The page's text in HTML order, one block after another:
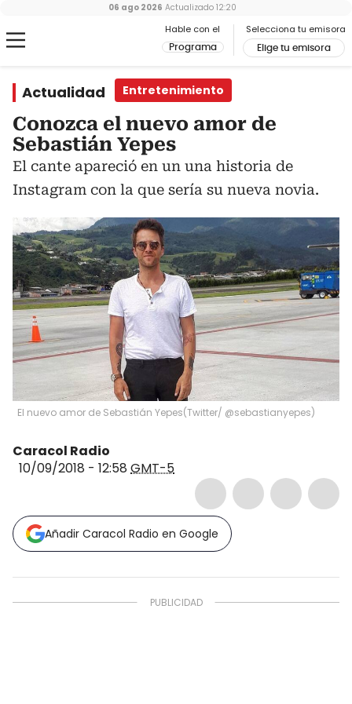
Hable con el
Programa
Selecciona tu emisora
Elige tu emisora
06 ago 2026 Actualizado 12:20
Actualidad Entretenimiento
Conozca el nuevo amor de
Sebastián Yepes
El cante apareció en un una historia de
Instagram con la que sería su nueva novia.
El nuevo amor de Sebastián Yepes(Twitter/ @sebastianyepes)
Caracol Radio
10/09/2018 - 12:58 GMT-5
Añadir Caracol Radio en Google